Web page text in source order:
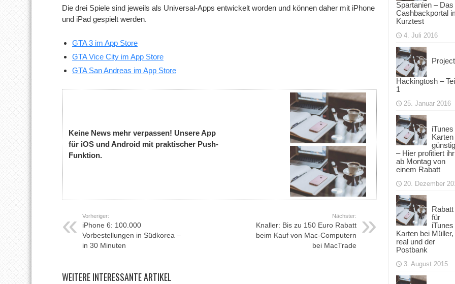
Die drei Spiele sind jeweils als Universal-Apps entwickelt worden und können daher mit iPhone
und iPad gespielt werden.
GTA 3 im App Store
GTA Vice City im App Store
GTA San Andreas im App Store
Keine News mehr verpassen! Unsere App
für iOS und Android mit praktischer Push-
Funktion.
Vorheriger:
iPhone 6: 100.000
Vorbestellungen in Südkorea –
in 30 Minuten
Nächster:
Knaller: Bis zu 150 Euro Rabatt
beim Kauf von Mac-Computern
bei MacTrade
WEITERE INTERESSANTE ARTIKEL
Spartanien – Das
Cashbackportal
Kurztest
4. Juli 2016
Project
Hackingtosh –
1
25. Januar 2016
iTunes
Karten
– Hier profitiert ihr
ab Montag von
einem Rabatt
20. Dezember
Rabatt
für
iTunes
Karten bei Müller,
real und der
Postbank
3. August 2015